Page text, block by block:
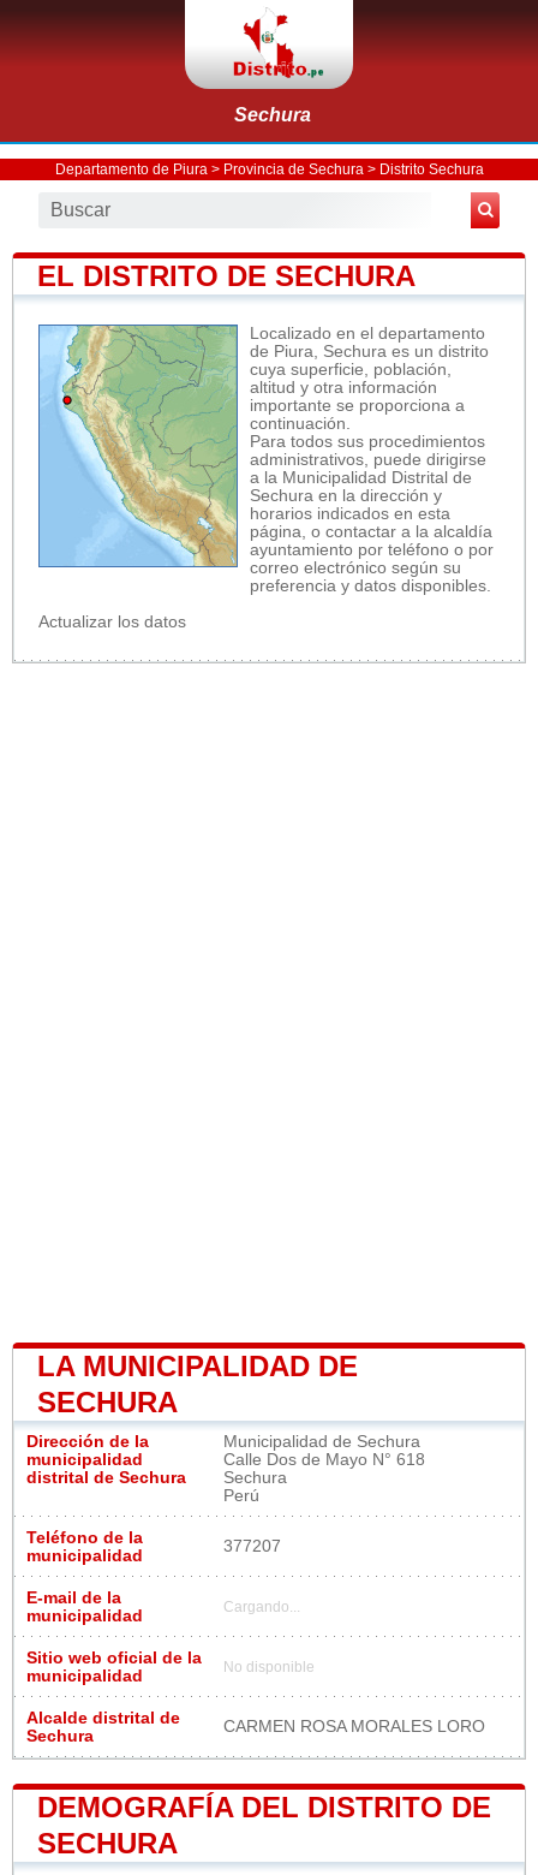
Sechura
Departamento de Piura > Provincia de Sechura > Distrito Sechura
EL DISTRITO DE SECHURA
Localizado en el departamento
de Piura, Sechura es un distrito
cuya superficie, población,
altitud y otra información
importante se proporciona a
continuación.
Para todos sus procedimientos
administrativos, puede dirigirse
a la Municipalidad Distrital de
Sechura en la dirección y
horarios indicados en esta
página, o contactar a la alcaldía
ayuntamiento por teléfono o por
correo electrónico según su
preferencia y datos disponibles.
Actualizar los datos
LA MUNICIPALIDAD DE
SECHURA
Dirección de la
municipalidad
distrital de Sechura
Municipalidad de Sechura
Calle Dos de Mayo N° 618
Sechura
Perú
Teléfono de la
municipalidad
377207
E-mail de la
municipalidad
Cargando...
Sitio web oficial de la
municipalidad
No disponible
Alcalde distrital de
Sechura
CARMEN ROSA MORALES LORO
DEMOGRAFÍA DEL DISTRITO DE
SECHURA